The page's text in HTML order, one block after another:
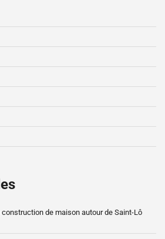
de maison autour de Saint-Lô